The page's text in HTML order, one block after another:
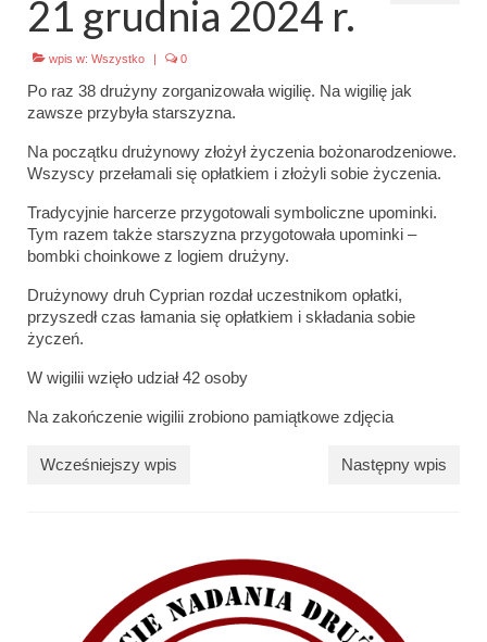
Emblematy (plakietki) i znaki drużyny
Dla harcerzy i rodziców
Ryngraf Pamiątkowy 7 HDCzB
Odznaka Honorowa 7 HDCzB
Nasze twarze
Galeria
Galerie 1983-2025
Multimedia
21 grudnia 2024 r.
wpis w: Wszystko | 0
Po raz 38 drużyny zorganizowała wigilię. Na wigilię jak
zawsze przybyła starszyzna.
Na początku drużynowy złożył życzenia bożonarodzeniowe.
Wszyscy przełamali się opłatkiem i złożyli sobie życzenia.
Tradycyjnie harcerze przygotowali symboliczne upominki.
Tym razem także starszyzna przygotowała upominki –
bombki choinkowe z logiem drużyny.
Drużynowy druh Cyprian rozdał uczestnikom opłatki,
przyszedł czas łamania się opłatkiem i składania sobie
życzeń.
W wigilii wzięło udział 42 osoby
Na zakończenie wigilii zrobiono pamiątkowe zdjęcia
Wcześniejszy wpis Następny wpis